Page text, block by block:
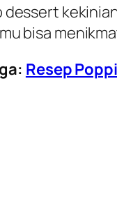
dessert
bisa
Resep